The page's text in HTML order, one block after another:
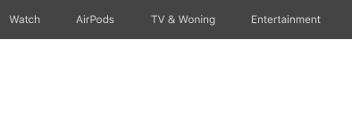
Watch AirPods TV & Woning Entertainment